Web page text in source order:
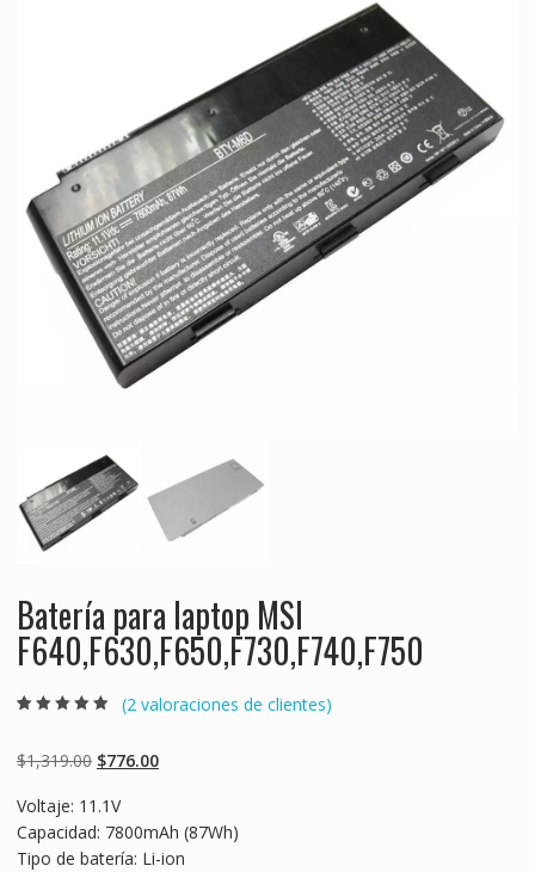
Batería para laptop MSI
F640,F630,F650,F730,F740,F750
basado en
puntuaciones
(2 valoraciones de clientes)
$1,319.00 Original
was:
$1,319.00.
$776.00Current
$776.00.
Voltaje: 11.1V
Capacidad: 7800mAh (87Wh)
Tipo de batería: Li-ion